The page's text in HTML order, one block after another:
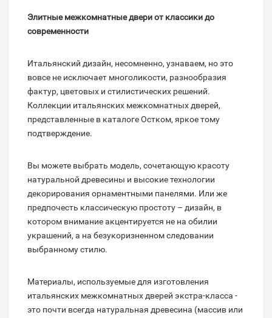
Элитные межкомнатные двери от классики до
современности
Итальянский дизайн, несомненно, узнаваем, но это
вовсе не исключает многоликости, разнообразия
фактур, цветовых и стилистических решений.
Коллекции итальянских межкомнатных дверей,
представленные в каталоге Остком, яркое тому
подтверждение.
Вы можете выбрать модель, сочетающую красоту
натуральной древесины и высокие технологии
декорирования орнаментными панелями. Или же
предпочесть классическую простоту – дизайн, в
котором внимание акцентируется не на обилии
украшений, а на безукоризненном следовании
выбранному стилю.
Материалы, используемые для изготовления
итальянских межкомнатных дверей экстра-класса -
это почти всегда натуральная древесина (массив или